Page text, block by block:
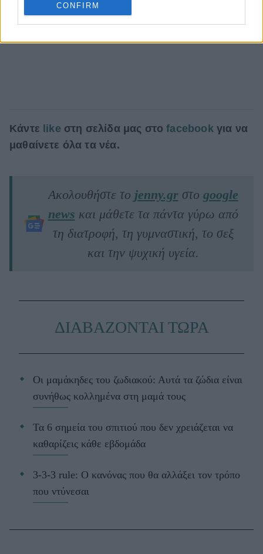
CONFIRM
Κάντε like στη σελίδα μας στοfacebook για να
μαθαίνετε όλα τα νέα.
Ακολουθήστε το jenny.grστο google
news και μάθετε τα πάντα γύρω από
τη διατροφή, τη γυμναστική, το σεξ
και την ψυχική υγεία.
ΔΙΑΒΑΖΟΝΤΑΙ ΤΩΡΑ
Οι μαμάκηδες του ζωδιακού: Αυτά τα ζώδια είναι
συνήθως κολλημένα στη μαμά τους
Τα 6 σημεία του σπιτιού που δεν χρειάζεται να
καθαρίζεις κάθε εβδομάδα
3-3-3 rule: Ο κανόνας που θα αλλάξει τον τρόπο
που ντύνεσαι